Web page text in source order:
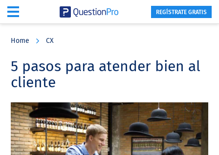
content
sidebar
REGÍSTRATE GRATIS
Home CX
5 pasos para atender bien al
cliente